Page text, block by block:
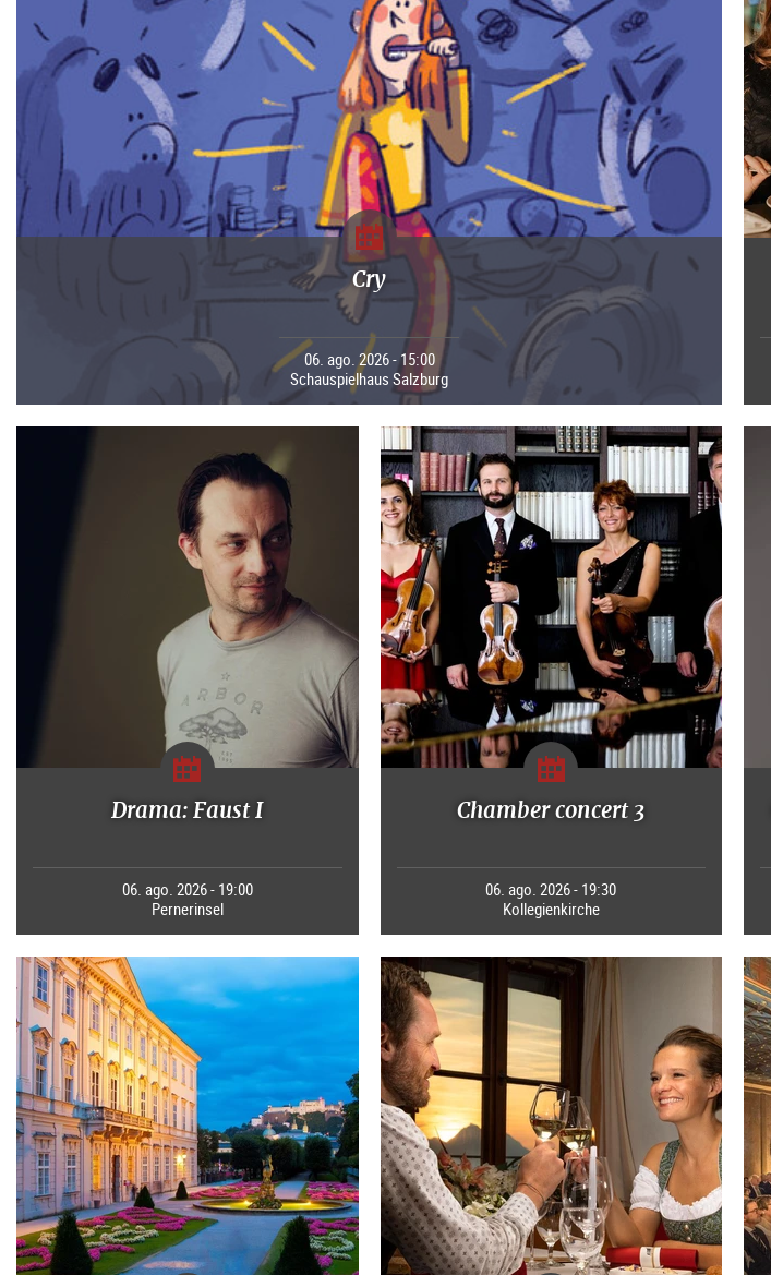
Cry
06. ago. 2026 - 15:00
Schauspielhaus Salzburg
Drama: Faust I
06. ago. 2026 - 19:00
Pernerinsel
Chamber concert 3
06. ago. 2026 - 19:30
Kollegienkirche